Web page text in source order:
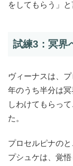
をしてもらう」と
試練3：冥界
ヴィーナスは、
年のうち半分は
しわけてもらっ
た。
プロセルピナの
プシュケは、覚